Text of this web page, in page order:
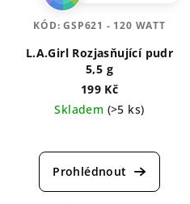
L.A.Girl Rozjasňující pudr
5,5 g
199 Kč
Skladem (>5 ks)
hodnocení
produktu
KÓD:GSP621 - 120 WATT